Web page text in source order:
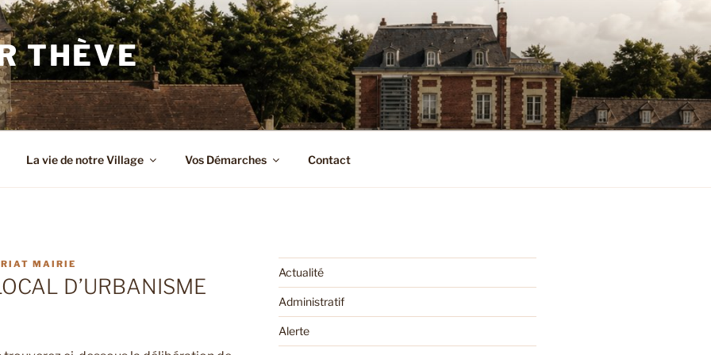
THÈVE
La vie de notre Village Vos Démarches Contact
MAIRIE
D’URBANISME
Actualité
Administratif
Alerte